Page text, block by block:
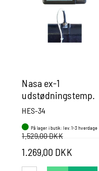
Nasa ex-1
udstødningstemp.
alarm til 1 motor.
HES-34
På lager i butik: lev. 1-3 hverdage
1.529,00 DKK
1.269,00 DKK